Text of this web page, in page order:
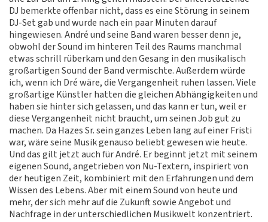
DJ bemerkte offenbar nicht, dass es eine Störung in seinem
DJ-Set gab und wurde nach ein paar Minuten darauf
hingewiesen. André und seine Band waren besser denn je,
obwohl der Sound im hinteren Teil des Raums manchmal
etwas schrill rüberkam und den Gesang in den musikalisch
großartigen Sound der Band vermischte. Außerdem würde
ich, wenn ich Dré wäre, die Vergangenheit ruhen lassen. Viele
großartige Künstler hatten die gleichen Abhängigkeiten und
haben sie hinter sich gelassen, und das kann er tun, weil er
diese Vergangenheit nicht braucht, um seinen Job gut zu
machen. Da Hazes Sr. sein ganzes Leben lang auf einer Fristi
war, wäre seine Musik genauso beliebt gewesen wie heute.
Und das gilt jetzt auch für André. Er beginnt jetzt mit seinem
eigenen Sound, angetrieben von Nu-Textern, inspiriert von
der heutigen Zeit, kombiniert mit den Erfahrungen und dem
Wissen des Lebens. Aber mit einem Sound von heute und
mehr, der sich mehr auf die Zukunft sowie Angebot und
Nachfrage in der unterschiedlichen Musikwelt konzentriert.